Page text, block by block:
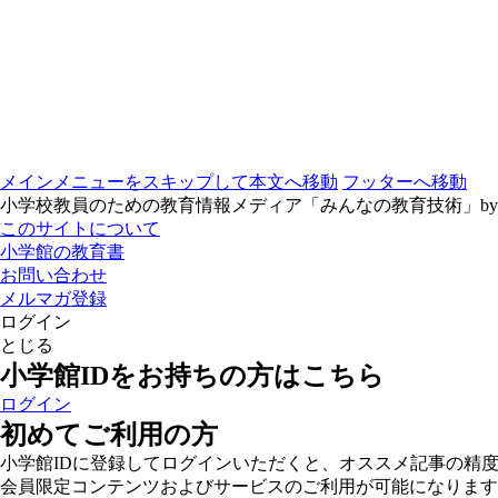
メインメニューをスキップして本文へ移動 フッターへ移動
小学校教員のための教育情報メディア「みんなの教育技術」
このサイトについて
小学館の教育書
お問い合わせ
メルマガ登録
ログイン
とじる
小学館IDをお持ちの方はこちら
ログイン
初めてご利用の方
小学館IDに登録してログインいただくと、オススメ記事の精
会員限定コンテンツおよびサービスのご利用が可能になりま